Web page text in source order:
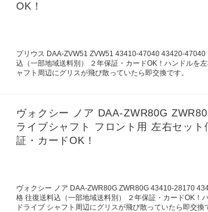
OK！
プリウス DAA-ZVW51 ZVW51 43410-47040 43420-
込（一部地域送料別） ２年保証・カードOK！ハンドルを
ャフト周辺にグリスが飛び散っていたら即交換です。
ヴォクシー ノア DAA-ZWR80G
ライブシャフト フロント用 左右セッ
証・カードOK！
ヴォクシー ノア DAA-ZWR80G ZWR80G 43410-28170
格 往復送料込（一部地域送料別） ２年保証・カードOK！
ドライブ シャフト周辺にグリスが飛び散っていたら即交換